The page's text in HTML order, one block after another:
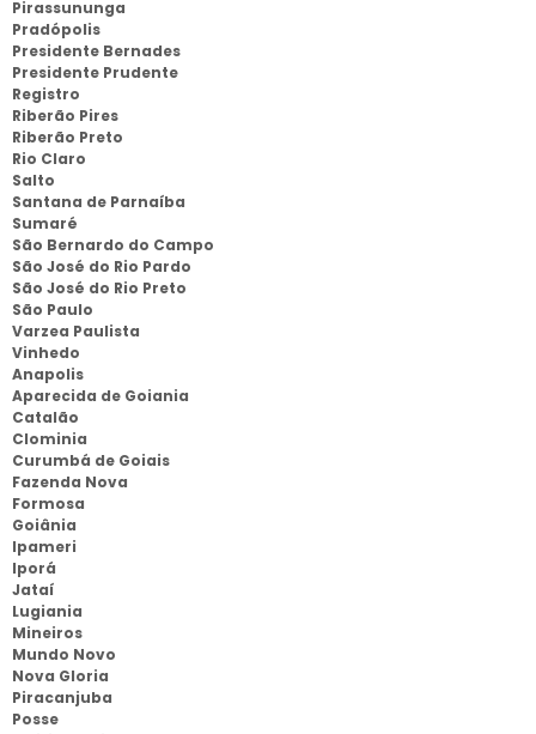
Pirassununga
Pradópolis
Presidente Bernades
Presidente Prudente
Registro
Riberão Pires
Riberão Preto
Rio Claro
Salto
Santana de Parnaíba
Sumaré
São Bernardo do Campo
São José do Rio Pardo
São José do Rio Preto
São Paulo
Varzea Paulista
Vinhedo
Anapolis
Aparecida de Goiania
Catalão
Clominia
Curumbá de Goiais
Fazenda Nova
Formosa
Goiânia
Ipameri
Iporá
Jataí
Lugiania
Mineiros
Mundo Novo
Nova Gloria
Piracanjuba
Posse